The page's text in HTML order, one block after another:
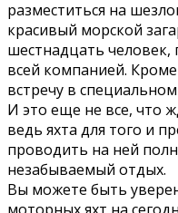
разместиться на
красивый морской
шестнадцать
всей компанией.
встречу в
И это еще не все, что
ведь яхта для того и
проводить на ней
незабываемый отдых.
Вы можете быть